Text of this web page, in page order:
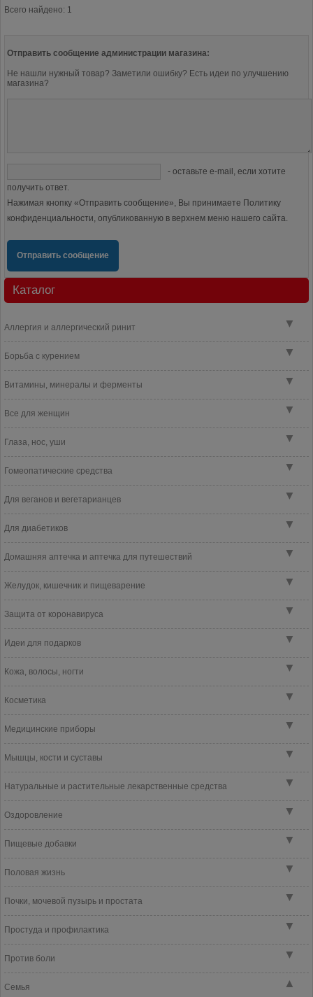
Всего найдено: 1
Отправить сообщение администрации магазина:
Не нашли нужный товар? Заметили ошибку? Есть идеи по улучшению
магазина?
- оставьте e-mail, если хотите
получить ответ.
Нажимая кнопку «Отправить сообщение», Вы принимаете Политику
конфиденциальности, опубликованную в верхнем меню нашего сайта.
Отправить сообщение
Каталог
▼
Аллергия и аллергический ринит
▼
Борьба с курением
▼
Витамины, минералы и ферменты
▼
Все для женщин
▼
Глаза, нос, уши
▼
Гомеопатические средства
▼
Для веганов и вегетарианцев
▼
Для диабетиков
▼
Домашняя аптечка и аптечка для путешествий
▼
Желудок, кишечник и пищеварение
▼
Защита от коронавируса
▼
Идеи для подарков
▼
Кожа, волосы, ногти
▼
Косметика
▼
Медицинские приборы
▼
Мышцы, кости и суставы
▼
Натуральные и растительные лекарственные средства
▼
Оздоровление
▼
Пищевые добавки
▼
Половая жизнь
▼
Почки, мочевой пузырь и простата
▼
Простуда и профилактика
▼
Против боли
▲
Семья